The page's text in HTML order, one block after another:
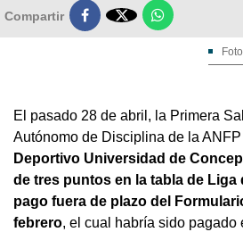
Compartir 
El pasado 28 de abril, la Primera
Autónomo de Disciplina de la ANFP
Deportivo Universidad de
de tres puntos en la tabla de Liga
pago fuera de plazo del
febrero, el cual habría sido pagado